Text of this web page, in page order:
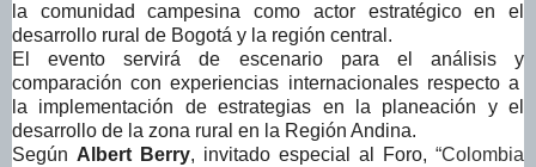
la comunidad campesina como actor estratégico en el
desarrollo rural de Bogotá y la región central.
El evento servirá de escenario para el análisis y
comparación con experiencias internacionales respecto a
la implementación de estrategias en la planeación y el
desarrollo de la zona rural en la Región Andina.
Según Albert Berry, invitado especial al Foro, “Colombia